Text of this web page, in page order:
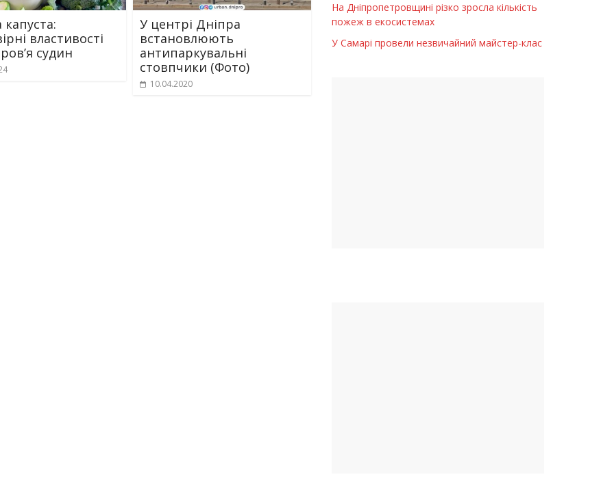
властивості
судин
У центрі Дніпра
встановлюють
антипаркувальні
стовпчики (Фото)
10.04.2020
На Дніпропетровщині різко зросла кількість
пожеж в екосистемах
У Самарі провели незвичайний майстер-клас